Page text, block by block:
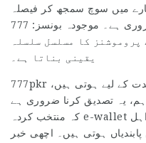
میں سوچ سمجھ کر فیصلہ
ہے۔ موجودہ بونسز:
کا مسلسل سلسلہ
یقینی بناتا ہے۔
777pkr کی زیادہ تر پروموشنز محدود مدت کے لیے ہوتی ہیں،
یہ تصدیق کرنا ضروری ہے
کہ منتخب کردہ e-wallet کسی بھی بونس یا پروموشن کے لیے اہل
پابندیاں ہوتی ہیں۔ اچھی خبر